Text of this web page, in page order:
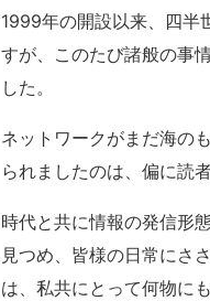
1999年の開設以来、四半
すが、このたび諸般の事
した。
ネットワークがまだ海の
られましたのは、偏に読
時代と共に情報の発信形
見つめ、皆様の日常にさ
は、私共にとって何物に